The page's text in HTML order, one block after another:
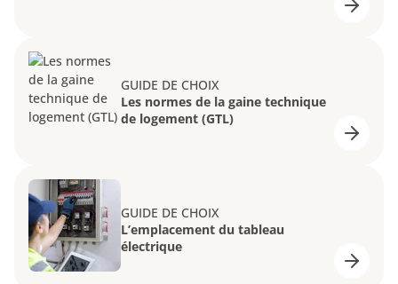
GUIDE DE CHOIX
Les normes de la gaine technique
de logement (GTL)
GUIDE DE CHOIX
L’emplacement du tableau
électrique